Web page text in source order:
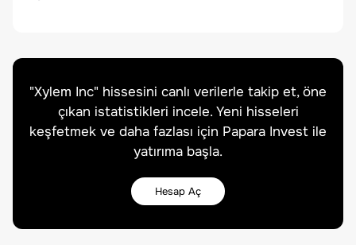
"Xylem Inc" hissesini canlı verilerle takip et, öne
çıkan istatistikleri incele. Yeni hisseleri
keşfetmek ve daha fazlası için Papara Invest ile
yatırıma başla.
Hesap Aç